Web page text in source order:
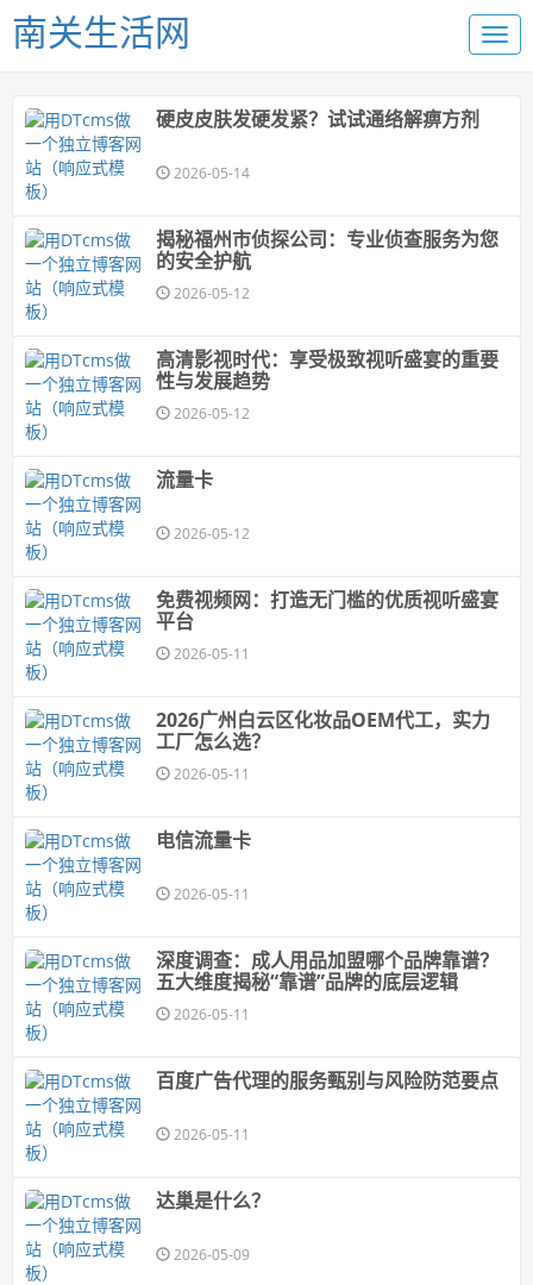
南关生活网
硬皮皮肤发硬发紧？试试通络解痹方剂
2026-05-14
揭秘福州市侦探公司：专业侦查服务为您
的安全护航
2026-05-12
高清影视时代：享受极致视听盛宴的重要
性与发展趋势
2026-05-12
流量卡
2026-05-12
免费视频网：打造无门槛的优质视听盛宴
平台
2026-05-11
2026广州白云区化妆品OEM代工，实力
工厂怎么选？
2026-05-11
电信流量卡
2026-05-11
深度调查：成人用品加盟哪个品牌靠谱？
五大维度揭秘“靠谱”品牌的底层逻辑
2026-05-11
百度广告代理的服务甄别与风险防范要点
2026-05-11
达巢是什么？
2026-05-09